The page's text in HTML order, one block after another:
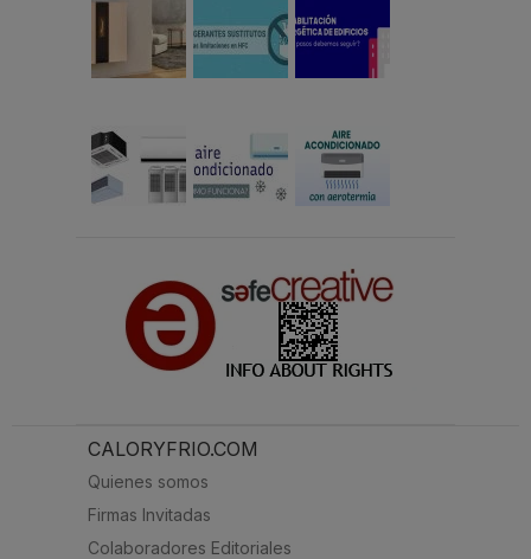
CALORYFRIO.COM
Quienes somos
Firmas Invitadas
Colaboradores Editoriales